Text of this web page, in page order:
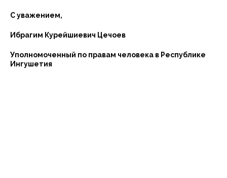
С уважением,
Ибрагим Курейшиевич Цечоев
Уполномоченный по правам человека в Республике
Ингушетия